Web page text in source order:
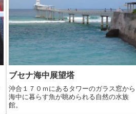
ブセナ海中展望塔
沖合１７０ｍにあるタワーのガラス窓から
海中に暮らす魚が眺められる自然の水族
館。